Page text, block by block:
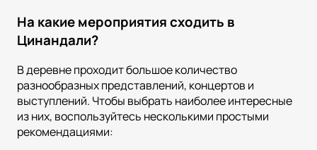
На какие мероприятия сходить в
Цинандали?
В деревне проходит большое количество
разнообразных представлений, концертов и
выступлений. Чтобы выбрать наиболее интересные
из них, воспользуйтесь несколькими простыми
рекомендациями: